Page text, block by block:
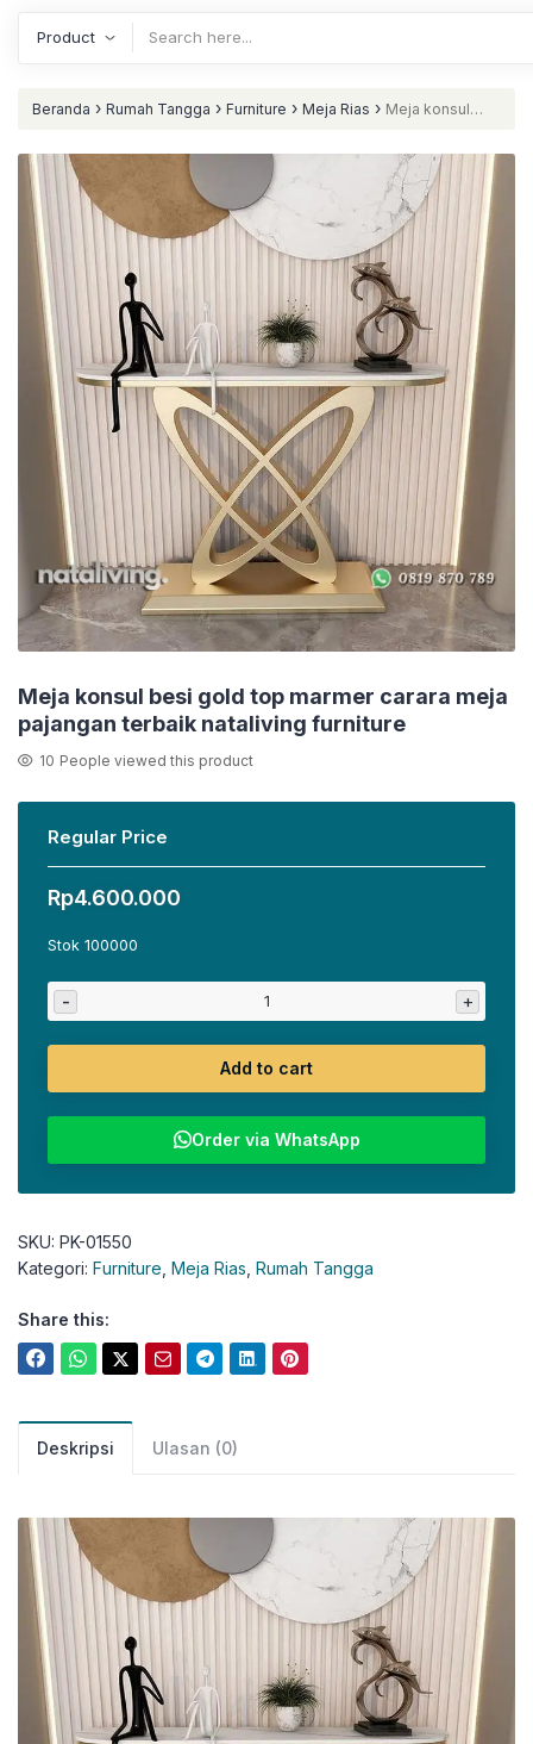
Beranda › Rumah Tangga › Furniture › Meja Rias › Meja konsul
furniture
Meja konsul besi gold top marmer carara meja
pajangan terbaik nataliving furniture
10 People viewed this product
Regular Price
Rp4.600.000
Stok 100000
- +
Add to cart
Order via WhatsApp
SKU: PK-01550
Kategori: Furniture Meja Rias Rumah Tangga
Share this:
Deskripsi Ulasan (0)